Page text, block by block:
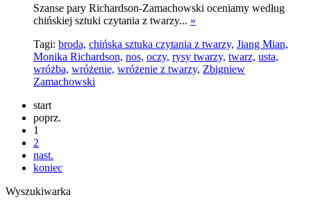
Szanse pary Richardson-Zamachowski oceniamy według
chińskiej sztuki czytania z twarzy... »
Tagi: broda, chińska sztuka czytania z twarzy, Jiang Mian,
Monika Richardson, nos, oczy, rysy twarzy, twarz, usta,
wróżba, wróżenie, wróżenie z twarzy, Zbigniew
Zamachowski
start
poprz.
1
2
nast.
koniec
Wyszukiwarka